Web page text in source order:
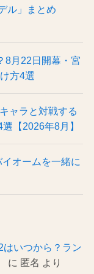
ル」まとめ
8月22日開幕・宮
方4選
ャラと対戦する
【2026年8月】
オームを一緒に
いつから？ラン
に 匿名 より